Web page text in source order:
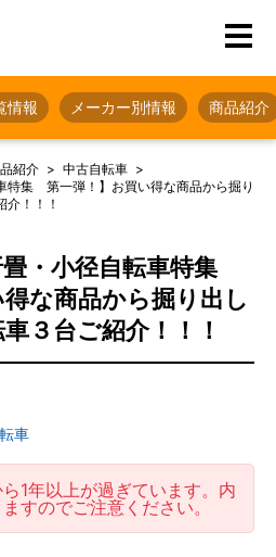
情報 メーカー別情報 商品紹介
紹介
中古自転車
特集 第一弾！】お買い得な商品から掘り
！！！
・小径自転車特集
な商品から掘り出し
３台ご紹介！！！
車
1年以上が過ぎています。内
すのでご注意ください。